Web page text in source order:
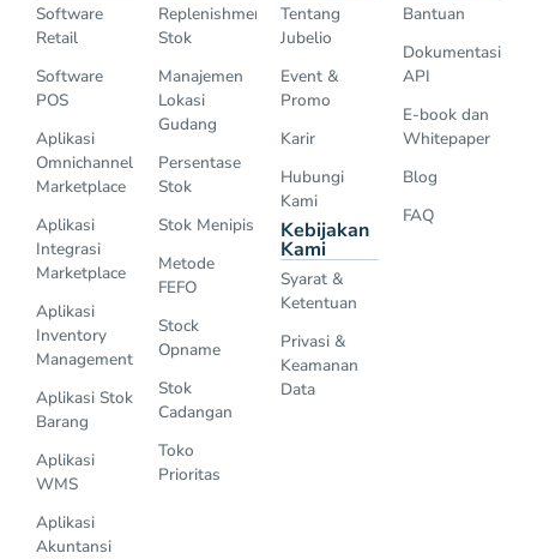
Software
Retail
Software
POS
Aplikasi
Omnichannel
Marketplace
Aplikasi
Integrasi
Marketplace
Aplikasi
Inventory
Management
Aplikasi Stok
Barang
Aplikasi
WMS
Aplikasi
Akuntansi
Replenishment
Stok
Manajemen
Lokasi
Gudang
Persentase
Stok
Stok Menipis
Metode
FEFO
Stock
Opname
Stok
Cadangan
Toko
Prioritas
Tentang
Jubelio
Event &
Promo
Karir
Hubungi
Kami
Kebijakan
Kami
Syarat &
Ketentuan
Privasi &
Keamanan
Data
Bantuan
Dokumentasi
API
E-book dan
Whitepaper
Blog
FAQ